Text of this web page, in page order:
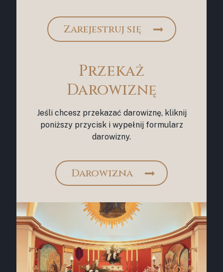
Zarejestruj się
Przekaż
Darowiznę
Jeśli chcesz przekazać darowiznę, kliknij
poniższy przycisk i wypełnij formularz
darowizny.
Darowizna